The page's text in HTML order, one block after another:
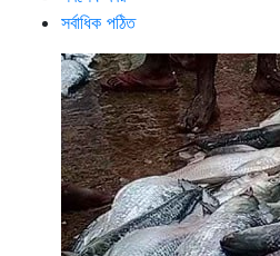
সর্বাধিক পঠিত